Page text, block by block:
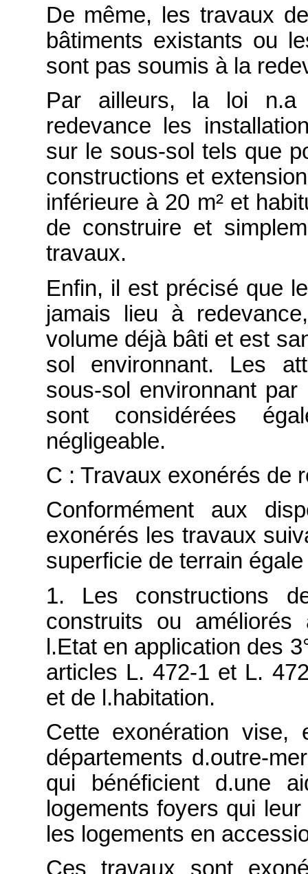
De même, les travaux
bâtiments existants ou
sont pas soumis à la
Par ailleurs, la loi n.a
redevance les
sur le sous-sol tels que
constructions et
inférieure à 20 m² et
de construire et
travaux.
Enfin, il est précisé que
jamais lieu à
volume déjà bâti et est
sol environnant. Les
sous-sol environnant
sont considérées
négligeable.
C : Travaux exonérés de
Conformément aux
exonérés les travaux
superficie de terrain
1. Les constructions
construits ou
l.Etat en application des
articles L. 472-1 et L.
et de l.habitation.
Cette exonération vise,
départements d.outre-
qui bénéficient d.une
logements foyers qui
les logements en
Ces travaux sont